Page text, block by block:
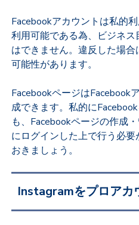
Facebookアカウントは私的
利用可能である為、ビジネ
はできません。違反した場
可能性があります。
FacebookページはFacebook
成できます。私的に
も、Facebookページの作成
にログインした上で行う必
おきましょう。
Instagramをプロアカ